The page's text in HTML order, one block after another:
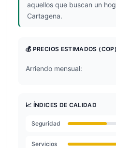
aquellos que buscan un
Cartagena.
💰 PRECIOS ESTIMADOS (COP)
Arriendo mensual:
📈 ÍNDICES DE CALIDAD
Seguridad
Servicios